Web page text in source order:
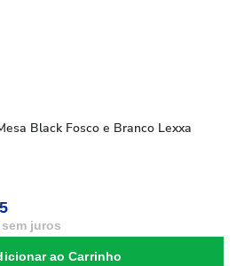
Black Fosco e Branco Lexxa
sem juros
ao Carrinho